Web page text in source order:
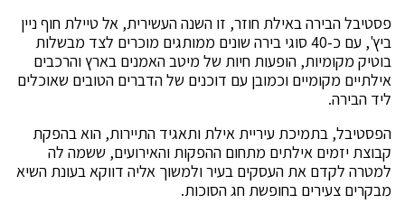
פסטיבל הבירה באילת חוזר, זו השנה העשירית, אל טיילת חוף ניין
ביץ', עם כ-40 סוגי בירה שונים ממותגים מוכרים לצד מבשלות
בוטיק מקומיות, הופעות חיות של מיטב האמנים בארץ והרכבים
אילתיים מקומיים וכמובן עם דוכנים של הדברים הטובים שאוכלים
ליד הבירה.
הפסטיבל, בתמיכת עיריית אילת ותאגיד התיירות, הוא בהפקת
קבוצת יזמים אילתים מתחום ההפקות והאירועים, ששמה לה
למטרה לקדם את העסקים בעיר ולמשוך אליה דווקא בעונת השיא
מבקרים צעירים בחופשת חג הסוכות.